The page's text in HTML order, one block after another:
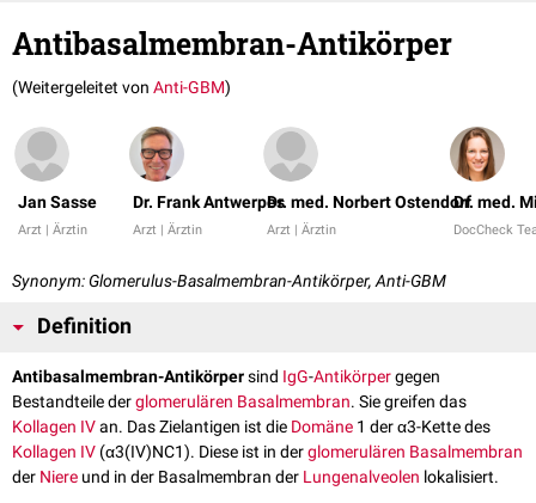
Antibasalmembran-Antikörper
(Weitergeleitet von Anti-GBM)
Jan Sasse
Arzt | Ärztin
Dr. Frank Antwerpes
Arzt | Ärztin
Dr. med. Norbert Ostendorf
Arzt | Ärztin
Dr. med.
DocCheck
Synonym: Glomerulus-Basalmembran-Antikörper, Anti-GBM
Definition
Antibasalmembran-Antikörpersind IgG-Antikörpergegen
Bestandteile derglomerulären Basalmembran. Sie greifen das
Kollagen IVan. Das Zielantigen ist die Domäne 1 der α3-Kette des
Kollagen IV (α3(IV)NC1). Diese ist in derglomerulären Basalmembran
der Niere und in der Basalmembran der Lungenalveolen lokalisiert.